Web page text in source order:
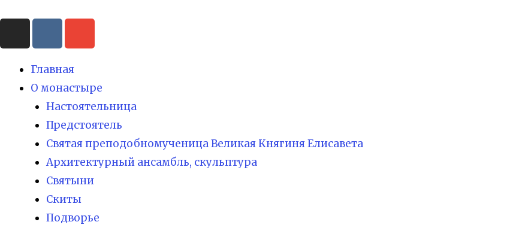
Главная
О монастыре
Настоятельница
Предстоятель
Святая преподобномученица Великая Княгиня Елисавета
Архитектурный ансамбль, скульптура
Святыни
Скиты
Подворье